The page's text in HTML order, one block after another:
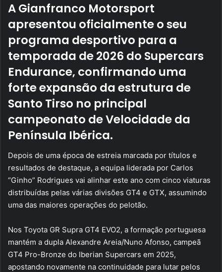
A Gianfranco Motorsport
apresentou oficialmente o seu
programa desportivo para a
temporada de 2026 do Supercars
Endurance, confirmando uma
forte expansão da estrutura de
Santo Tirso no principal
campeonato de Velocidade da
Península Ibérica.
Depois de uma época de estreia marcada por títulos e
resultados de destaque, a equipa liderada por Carlos
“Ginho” Rodrigues vai alinhar este ano com cinco viaturas
distribuídas pelas várias divisões GT4 e GTX, assumindo
uma das maiores operações do pelotão.
Nos Toyota GR Supra GT4 EVO2, a formação portuguesa
mantém a dupla Alexandre Areia/Nuno Afonso, campeã
GT4 Pro-Bronze do Iberian Supercars em 2025,
apostando novamente na continuidade para lutar pelos